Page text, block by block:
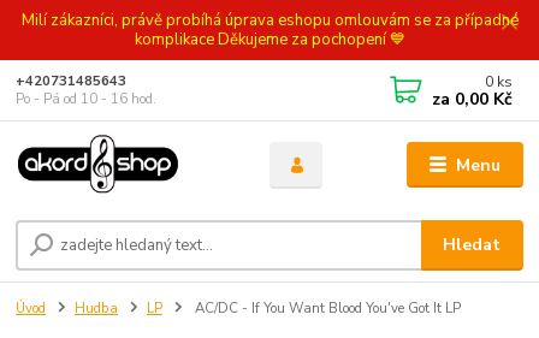
Milí zákazníci, právě probíhá úprava eshopu omlouvám se za případné
komplikace Děkujeme za pochopení 💙
Menu
Hledat
+420731485643
Po - Pá od 10 - 16 hod.
0 ks
za 0,00 Kč
Úvod Hudba LP AC/DC - If You Want Blood You've Got It LP